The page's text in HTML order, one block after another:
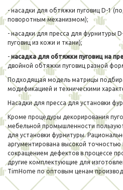
- насадки для обтяжки пуговиц D-1
поворотным механизмом);
- насадки для пресса для фурнитуры
пуговиц из кожи и ткани);
- насадка для обтяжки пуговиц на
двойной обтяжки пуговиц разной
Подходящая модель матрицы
модификацией и техническими
Насадки для пресса для установки
Кроме процедуры декорирования
мебельной промышленности
для установки фурнитуры.
аргументирована высокой
сокращением дефектов в процессе
другие комплектующие для
TimHome по оптовым ценам